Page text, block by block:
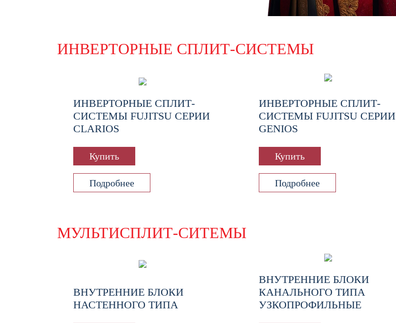
ИНВЕРТОРНЫЕ СПЛИТ-СИСТЕМЫ
ИНВЕРТОРНЫЕ СПЛИТ-
СИСТЕМЫ FUJITSU СЕРИИ
CLARIOS
Купить
Подробнее
ИНВЕРТОРНЫЕ СПЛИТ-
СИСТЕМЫ FUJITSU СЕРИИ
GENIOS
Купить
Подробнее
МУЛЬТИСПЛИТ-СИТЕМЫ
ВНУТРЕННИЕ БЛОКИ
НАСТЕННОГО ТИПА
ВНУТРЕННИЕ БЛОКИ
КАНАЛЬНОГО ТИПА
УЗКОПРОФИЛЬНЫЕ